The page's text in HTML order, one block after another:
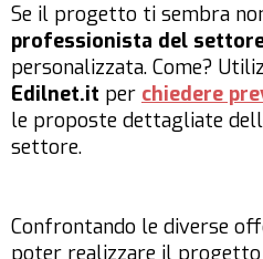
Se il progetto ti sembra
professionista del
personalizzata. Come?
Edilnet.it per chiedere
le proposte dettagliate
settore.
Confrontando le diverse
poter realizzare il progetto